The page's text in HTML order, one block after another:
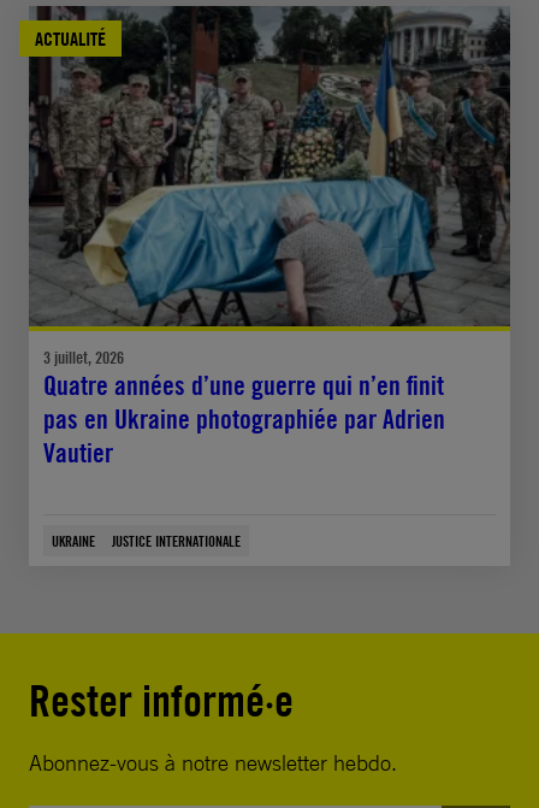
ACTUALITÉ
3 juillet, 2026
Quatre années d’une guerre qui n’en finit
pas en Ukraine photographiée par Adrien
Vautier
UKRAINE JUSTICE INTERNATIONALE
Rester informé·e
Abonnez-vous à notre newsletter hebdo.